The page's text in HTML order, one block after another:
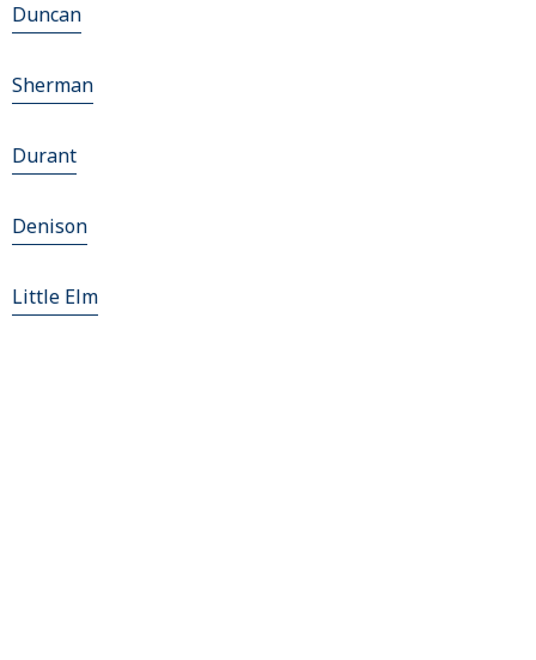
Duncan
Sherman
Durant
Denison
Little Elm